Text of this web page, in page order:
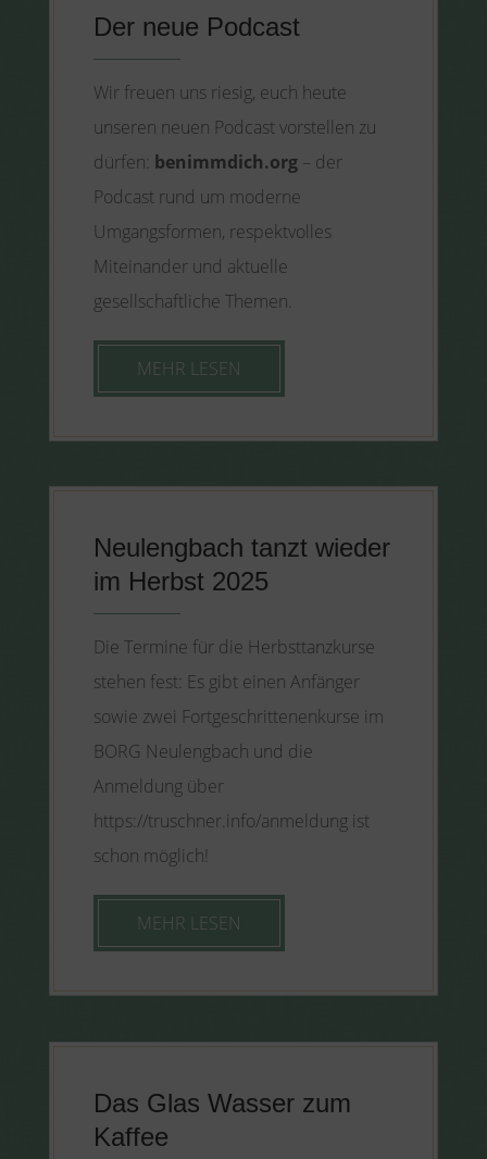
Der neue Podcast
Wir freuen uns riesig, euch heute
unseren neuen Podcast vorstellen zu
dürfen: benimmdich.org– der
Podcast rund um moderne
Umgangsformen, respektvolles
Miteinander und aktuelle
gesellschaftliche Themen.
MEHR LESEN
Neulengbach tanzt wieder
im Herbst 2025
Die Termine für die Herbsttanzkurse
stehen fest: Es gibt einen Anfänger
sowie zwei Fortgeschrittenenkurse im
BORG Neulengbach und die
Anmeldung über
https://truschner.info/anmeldung ist
schon möglich!
MEHR LESEN
Das Glas Wasser zum
Kaffee